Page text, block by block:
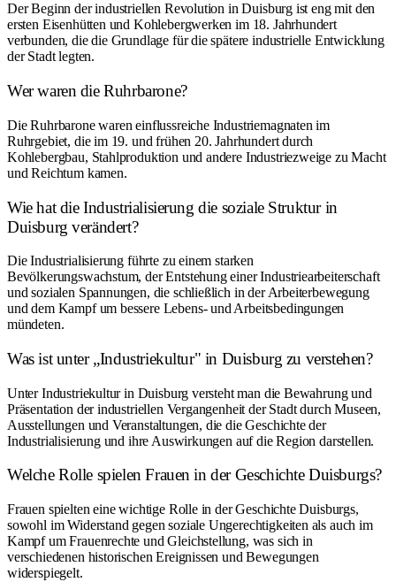
Der Beginn der industriellen Revolution in Duisburg ist eng mit den
ersten Eisenhütten und Kohlebergwerken im 18. Jahrhundert
verbunden, die die Grundlage für die spätere industrielle Entwicklung
der Stadt legten.
Wer waren die Ruhrbarone?
Die Ruhrbarone waren einflussreiche Industriemagnaten im
Ruhrgebiet, die im 19. und frühen 20. Jahrhundert durch
Kohlebergbau, Stahlproduktion und andere Industriezweige zu Macht
und Reichtum kamen.
Wie hat die Industrialisierung die soziale Struktur in
Duisburg verändert?
Die Industrialisierung führte zu einem starken
Bevölkerungswachstum, der Entstehung einer Industriearbeiterschaft
und sozialen Spannungen, die schließlich in der Arbeiterbewegung
und dem Kampf um bessere Lebens- und Arbeitsbedingungen
mündeten.
Was ist unter „Industriekultur" in Duisburg zu verstehen?
Unter Industriekultur in Duisburg versteht man die Bewahrung und
Präsentation der industriellen Vergangenheit der Stadt durch Museen,
Ausstellungen und Veranstaltungen, die die Geschichte der
Industrialisierung und ihre Auswirkungen auf die Region darstellen.
Welche Rolle spielen Frauen in der Geschichte Duisburgs?
Frauen spielten eine wichtige Rolle in der Geschichte Duisburgs,
sowohl im Widerstand gegen soziale Ungerechtigkeiten als auch im
Kampf um Frauenrechte und Gleichstellung, was sich in
verschiedenen historischen Ereignissen und Bewegungen
widerspiegelt.